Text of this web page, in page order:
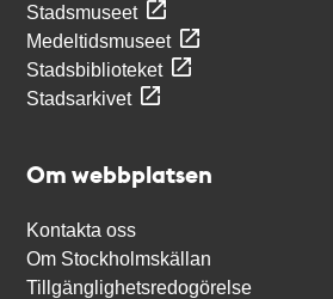
Stadsmuseet
Medeltidsmuseet
Stadsbiblioteket
Stadsarkivet
Om webbplatsen
Kontakta oss
Om Stockholmskällan
Tillgänglighetsredogörelse